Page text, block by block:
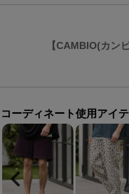
【CAMBIO(カン
コーディネート使用アイ